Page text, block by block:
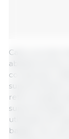
Caso ocorram
abastecimento,
compensar a
suplementares.
reformulação
utilização de
bagaço de